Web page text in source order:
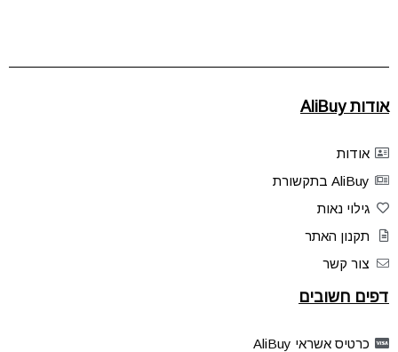
אודות AliBuy
אודות
AliBuy בתקשורת
גילוי נאות
תקנון האתר
צור קשר
דפים חשובים
כרטיס אשראי AliBuy